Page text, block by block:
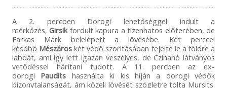
A 2. percben Dorogi lehetőséggel indult a
mérkőzés,Girsik fordult kapura a tizenhatos előterében, de
Farkas Márk belelépett a lövésébe. Két perccel
később Mészároskét védő szorításában fejelte le a földre a
labdát, ami így lett igazán veszélyes, de Czinanó látványos
vetődéssel hárítani tudott. A 11. percben az ex-
dorogi Paudits használta ki kis híján a dorogi védők
bizonytalanságát, ám közeli lövését szögletre tolta Mursits.